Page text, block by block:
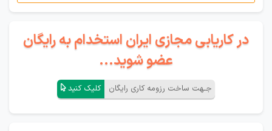
در کاریابی مجازی ایران استخدام به رایگان
عضو شوید...
جـهت ساخت رزومه کاری رایگان کلیک کنید